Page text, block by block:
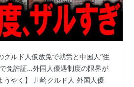
クルド人仮放免で就労と中国人“住
免許証…外国人優遇制度の限界が
うやく】 川崎クルド人 外国人優